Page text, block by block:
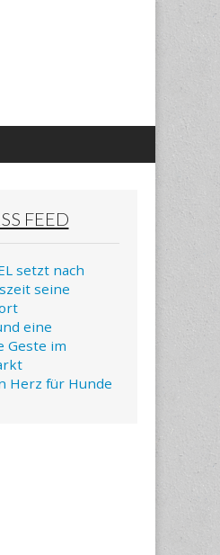
FEED
setzt nach
seine
eine
Geste im
Herz für Hunde